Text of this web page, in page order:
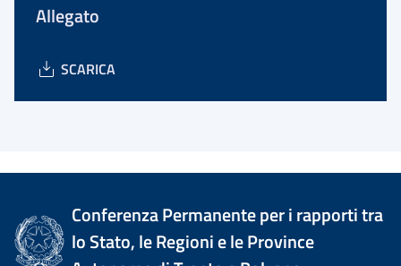
Allegato
SCARICA
Conferenza Permanente per i rapporti tra
lo Stato, le Regioni e le Province